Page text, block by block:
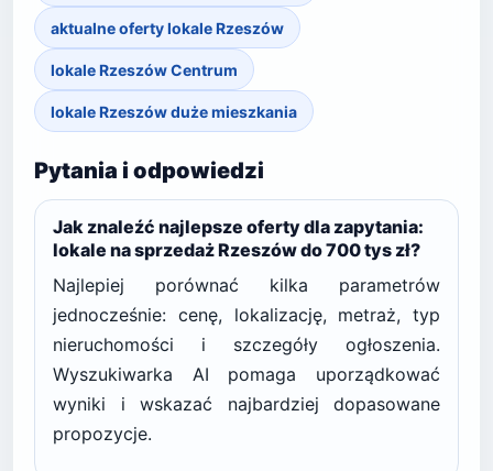
aktualne oferty lokale Rzeszów
lokale Rzeszów Centrum
lokale Rzeszów duże mieszkania
Pytania i odpowiedzi
Jak znaleźć najlepsze oferty dla zapytania:
lokale na sprzedaż Rzeszów do 700 tys zł?
Najlepiej porównać kilka parametrów
jednocześnie: cenę, lokalizację, metraż, typ
nieruchomości i szczegóły ogłoszenia.
Wyszukiwarka AI pomaga uporządkować
wyniki i wskazać najbardziej dopasowane
propozycje.